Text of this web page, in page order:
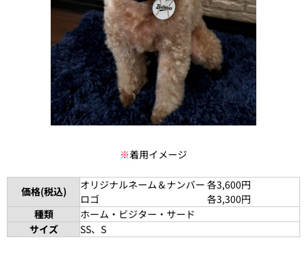
※着用イメージ
価格(税込)
オリジナルネーム＆ナンバー 各3,600円
ロゴ 各3,300円
種類
ホーム・ビジター・サード
サイズ
SS、S